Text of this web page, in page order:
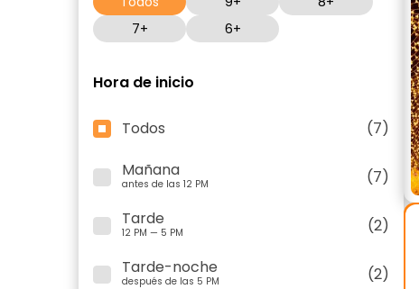
7+
6+
Hora de inicio
Todos
(7)
Mañana
antes de las 12 PM
(7)
Tarde
12 PM — 5 PM
(2)
Tarde-noche
después de las 5 PM (2)